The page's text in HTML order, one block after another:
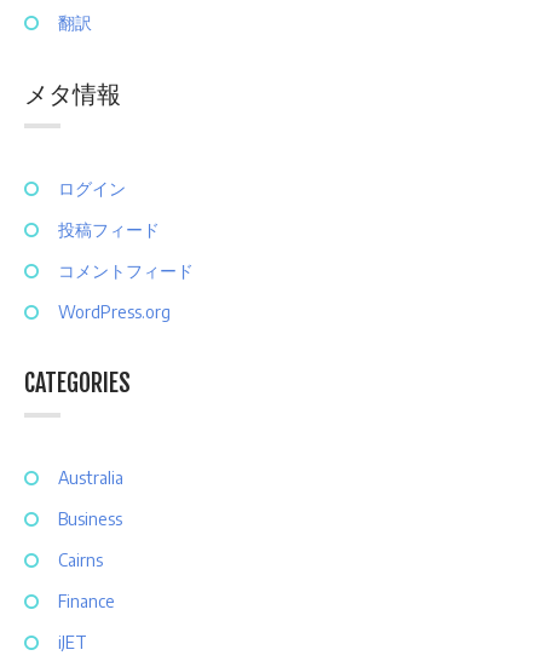
翻訳
メタ情報
ログイン
投稿フィード
コメントフィード
WordPress.org
CATEGORIES
Australia
Business
Cairns
Finance
iJET